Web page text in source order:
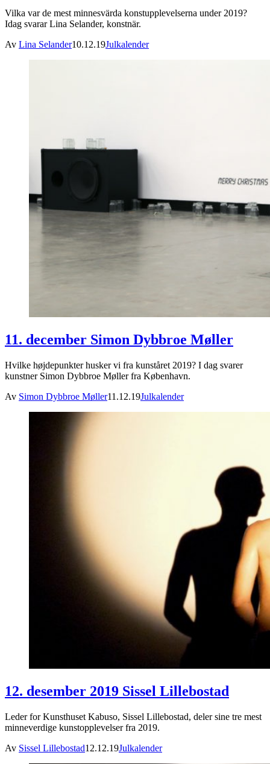
Vilka var de mest minnesvärda konstupplevelserna under 2019?
Idag svarar Lina Selander, konstnär.
Av Lina Selander10.12.19Julkalender
11. december Simon Dybbroe Møller
Hvilke højdepunkter husker vi fra kunståret 2019? I dag svarer
kunstner Simon Dybbroe Møller fra København.
Av Simon Dybbroe Møller11.12.19Julkalender
12. desember 2019 Sissel Lillebostad
Leder for Kunsthuset Kabuso, Sissel Lillebostad, deler sine tre mest
minneverdige kunstopplevelser fra 2019.
Av Sissel Lillebostad12.12.19Julkalender